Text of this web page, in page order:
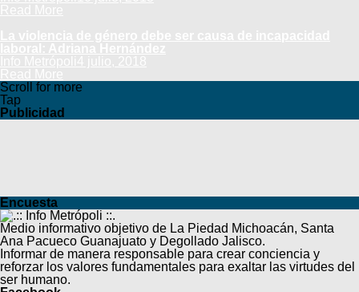
Scroll for more
Tap
Publicidad
Encuesta
Medio informativo objetivo de La Piedad Michoacán, Santa
Ana Pacueco Guanajuato y Degollado Jalisco.
Informar de manera responsable para crear conciencia y
reforzar los valores fundamentales para exaltar las virtudes del
ser humano.